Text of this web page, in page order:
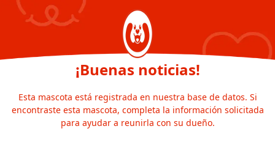
¡Buenas noticias!
Esta mascota está registrada en nuestra base de datos. Si
encontraste esta mascota, completa la información solicitada
para ayudar a reunirla con su dueño.